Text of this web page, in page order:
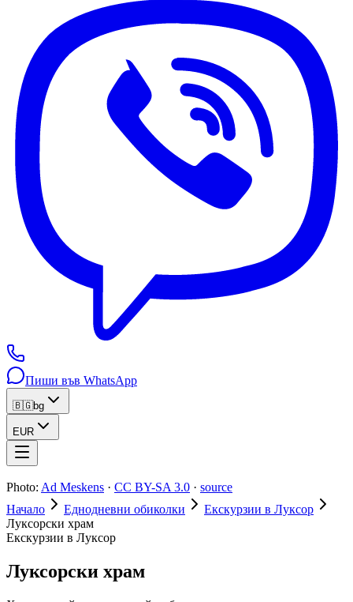
Пиши във WhatsApp
🇧🇬bg
EUR
Photo: Ad Meskens · CC BY-SA 3.0 · source
Начало
Еднодневни обиколки
Екскурзии в Луксор
Луксорски храм
Екскурзии в Луксор
Луксорски храм